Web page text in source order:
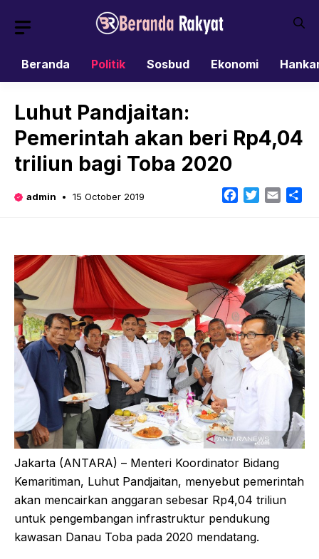
Beranda
Politik Sosbud Ekonomi
Luhut Pandjaitan:
Pemerintah akan beri Rp4,04
triliun bagi Toba 2020
admin 15 October 2019 Facebook
TwitterEmail
Jakarta (ANTARA) – Menteri Koordinator Bidang
Kemaritiman, Luhut Pandjaitan, menyebut pemerintah
akan mencairkan anggaran sebesar Rp4,04 triliun
untuk pengembangan infrastruktur pendukung
kawasan Danau Toba pada 2020 mendatang.